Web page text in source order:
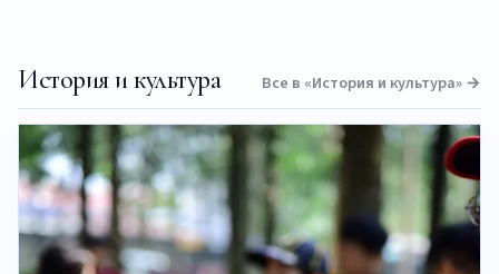
История и культура Все в «История и культура» →